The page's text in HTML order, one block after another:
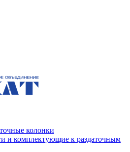
колонки
и комплектующие к раздаточным